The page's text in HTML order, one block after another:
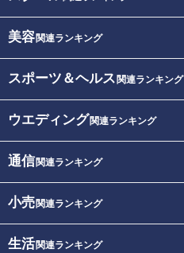
美容関連ランキング
スポーツ＆ヘルス 関連ランキング
ウエディング関連ランキング
通信関連ランキング
小売関連ランキング
生活関連ランキング